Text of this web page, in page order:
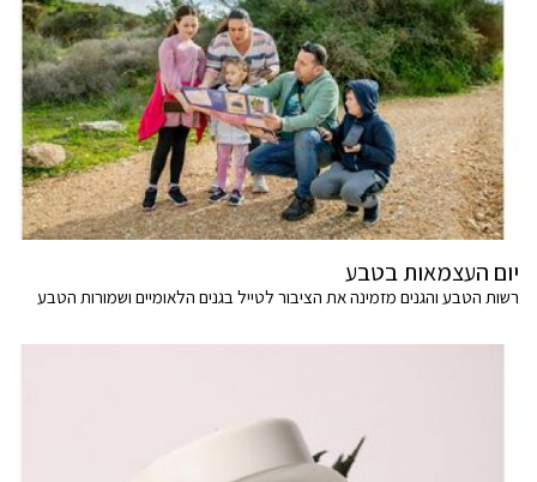
יום העצמאות בטבע
רשות הטבע והגנים מזמינה את הציבור לטייל בגנים הלאומיים ושמורות הטבע